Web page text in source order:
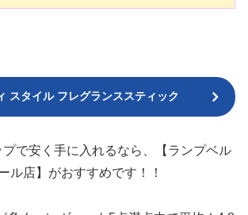
スタイル フレグランススティック
で安く手に入れるなら、【ランプベル
ル店】がおすすめです！！